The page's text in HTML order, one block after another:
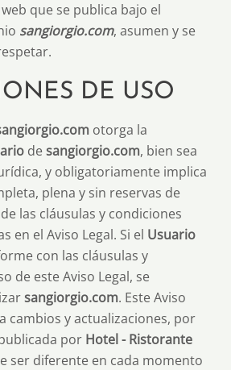
que se publica bajo el
sangiorgio.com, asumen y se
DE USO
otorga la
desangiorgio.com, bien sea
y obligatoriamente implica
plena y sin reservas de
las cláusulas y condiciones
en el Aviso Legal. Si el Usuario
con las cláusulas y
de este Aviso Legal, se
sangiorgio.com. Este Aviso
cambios y actualizaciones, por
por Hotel - Ristorante
ser diferente en cada momento